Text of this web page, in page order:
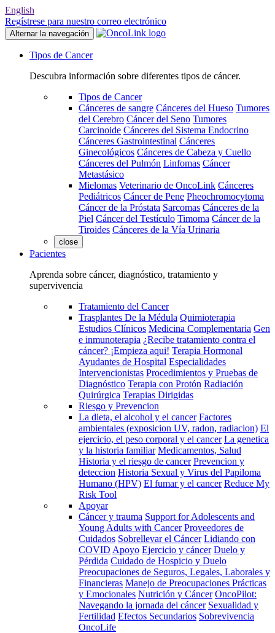
English
Regístrese para nuestro correo electrónico
Alternar la navegación
Tipos de Cancer
Descubra información sobre diferentes tipos de cáncer.
Tipos de Cancer
Cánceres de sangre Cánceres del Hueso Tumores
del Cerebro Cáncer del Seno Tumores
Carcinoide Cánceres del Sistema Endocrino
Cánceres Gastrointestinal Cánceres
Ginecológicos Cánceres de Cabeza y Cuello
Cánceres del Pulmón Linfomas Cáncer
Metastásico
Mielomas Veterinario de OncoLink Cánceres
Pediátricos Cáncer de Pene Pheochromocytoma
Cáncer de la Próstata Sarcomas Cánceres de la
Piel Cáncer del Testículo Timoma Cáncer de la
Tiroides Cánceres de la Vía Urinaria
close
Pacientes
Aprenda sobre cáncer, diagnóstico, tratamiento y
supervivencia
Tratamiento del Cancer
Trasplantes De la Médula Quimioterapia
Estudios Clínicos Medicina Complementaria Gen
e inmunoterapia ¿Recibe tratamiento contra el
cáncer? ¡Empieza aqui! Terapia Hormonal
Ayudantes de Hospital Especialidades
Intervencionistas Procedimientos y Pruebas de
Diagnóstico Terapia con Protón Radiación
Quirúrgica Terapias Dirigidas
Riesgo y Prevencion
La dieta, el alcohol y el cancer Factores
ambientales (exposicion UV, radon, radiacion) El
ejercicio, el peso corporal y el cancer La genetica
y la historia familiar Medicamentos, Salud
Historia y el riesgo de cancer Prevencion y
deteccion Historia Sexual y Virus del Papiloma
Humano (HPV) El fumar y el cancer Reduce My
Risk Tool
Apoyar
Cáncer y trauma Support for Adolescents and
Young Adults with Cancer Proveedores de
Cuidados Sobrellevar el Cáncer Lidiando con
COVID Apoyo Ejercicio y cáncer Duelo y
Pérdida Cuidado de Hospicio y Duelo
Preocupaciones de Seguros, Legales, Laborales y
Financieras Manejo de Preocupaciones Prácticas
y Emocionales Nutrición y Cáncer OncoPilot:
Navegando la jornada del cáncer Sexualidad y
Fertilidad Efectos Secundarios Sobrevivencia
OncoLife